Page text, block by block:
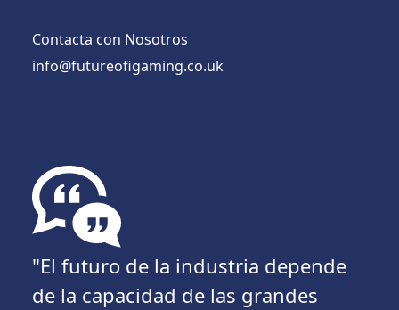
Contacta con Nosotros
info@futureofigaming.co.uk
"El futuro de la industria depende
de la capacidad de las grandes